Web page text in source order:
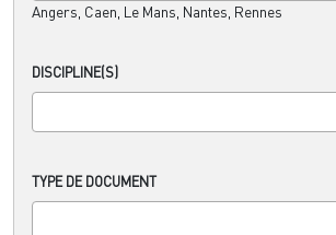
Angers, Caen, Le Mans, Nantes, Rennes
DISCIPLINE(S)
TYPE DE DOCUMENT